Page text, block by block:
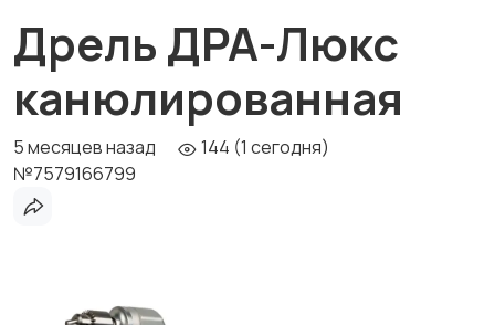
Дрель ДРА-Люкс
канюлированная
5 месяцев назад
144 (1 сегодня)
№7579166799